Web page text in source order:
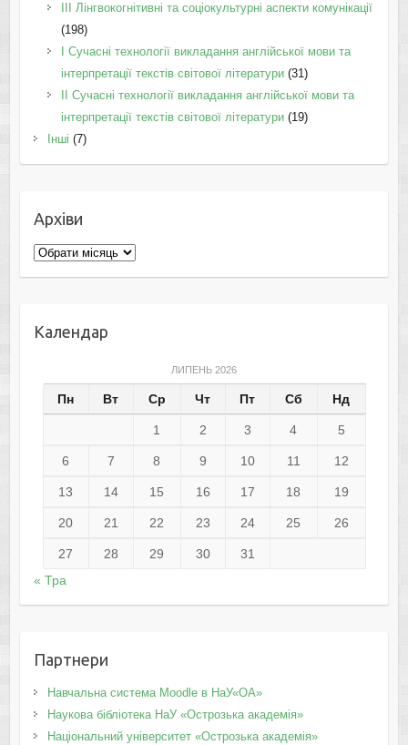
IІI Лінгвокогнітивні та соціокультурні аспекти комунікації
(198)
I Cучасні технології викладання англійської мови та
інтерпретації текстів світової літератури(31)
II Cучасні технології викладання англійської мови та
інтерпретації текстів світової літератури(19)
Інші (7)
Архіви
Архіви
Календар
ЛИПЕНЬ 2026
Пн Вт Ср Чт Пт Сб Нд
1 2 3 4 5
6 7 8 9 10 11 12
13 14 15 16 17 18 19
20 21 22 23 24 25 26
27 28 29 30
31
« Тра
Партнери
Навчальна система Moodle в НаУ«ОА»
Наукова бібліотека НаУ «Острозька академія»
Національний університет «Острозька академія»